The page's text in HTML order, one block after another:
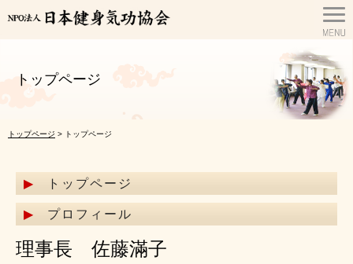
トップページ
トップページ > トップページ
トップページ
プロフィール
理事長 佐藤滿子